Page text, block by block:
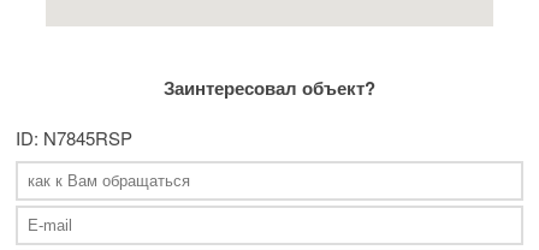
Заинтересовал объект?
ID: N7845RSP